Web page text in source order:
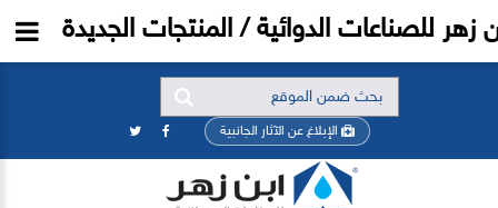
الإبلاغ عن الآثار الجانبية
زهر للصناعات الدوائية / المنتجات الجديدة